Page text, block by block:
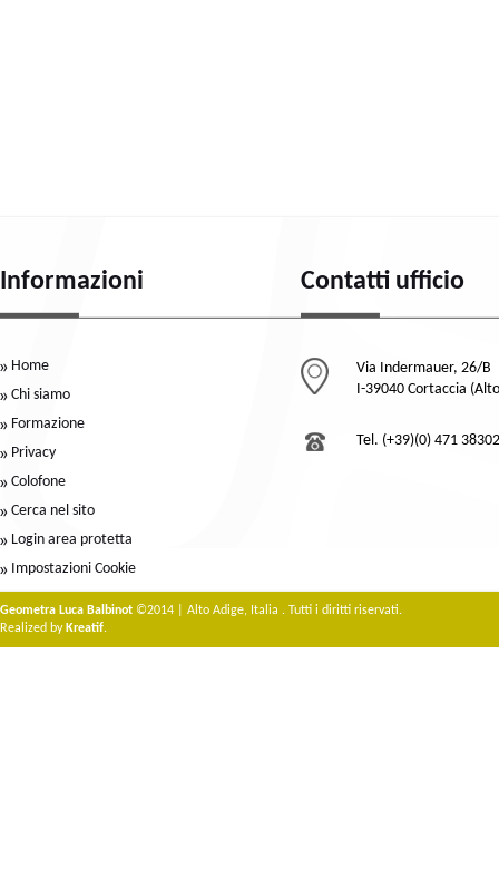
Informazioni
Home
Chi siamo
Formazione
Privacy
Colofone
Cerca nel sito
Login area protetta
Impostazioni Cookie
Contatti ufficio
Via Indermauer, 26/B
I-39040 Cortaccia
Tel. (+39)(0) 471
Geometra Luca Balbinot ©2014 | Alto Adige, Italia . Tutti i diritti riservati.
Realized by Kreatif.